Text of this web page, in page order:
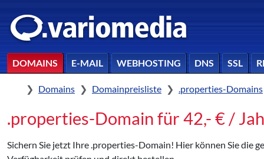
DOMAINS E-MAIL WEBHOSTING DNS SSL
HomeDomains Domainpreisliste .properties-Domains
.properties-Domain für 42,- € /
Sichern Sie jetzt Ihre .properties-Domain! Hier können Sie die